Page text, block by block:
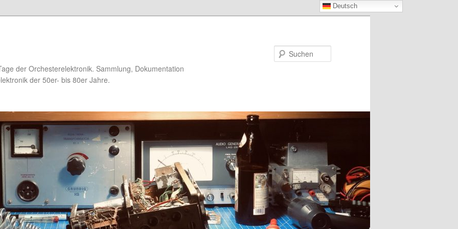
der Orchesterelektronik. Sammlung, Dokumentation
der 50er- bis 80er Jahre.
Deutsch